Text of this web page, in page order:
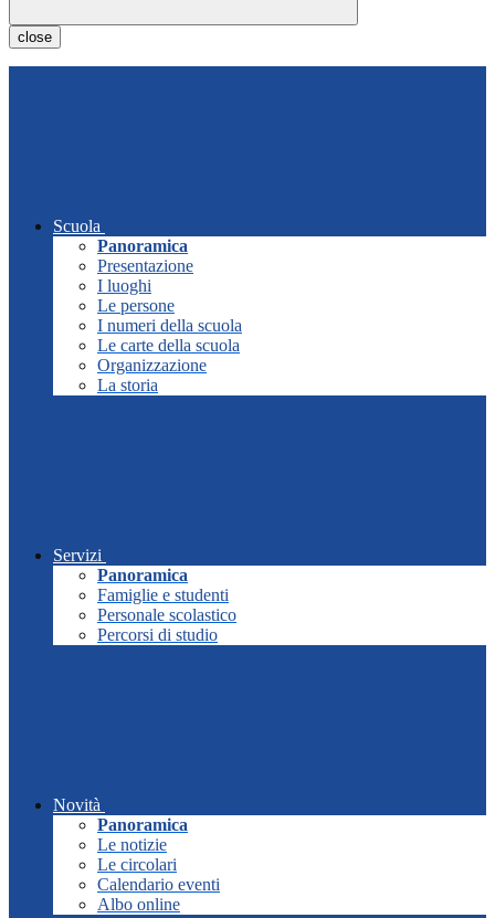
close
Scuola
Panoramica
Presentazione
I luoghi
Le persone
I numeri della scuola
Le carte della scuola
Organizzazione
La storia
Servizi
Panoramica
Famiglie e studenti
Personale scolastico
Percorsi di studio
Novità
Panoramica
Le notizie
Le circolari
Calendario eventi
Albo online